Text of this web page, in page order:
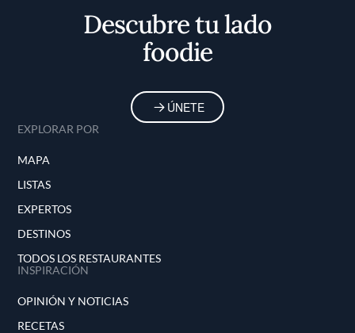
Descubre tu lado
foodie
ÚNETE
EXPLORAR POR
MAPA
LISTAS
EXPERTOS
DESTINOS
TODOS LOS RESTAURANTES
INSPIRACIÓN
OPINIÓN Y NOTICIAS
RECETAS